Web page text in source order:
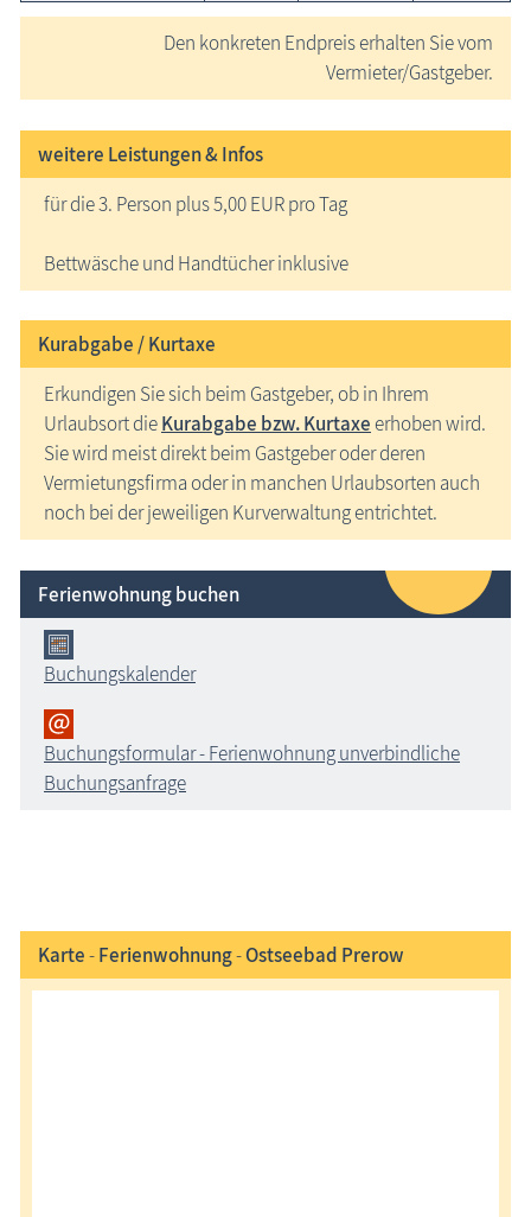
Den konkreten Endpreis erhalten Sie vom
Vermieter/Gastgeber.
weitere Leistungen & Infos
für die 3. Person plus 5,00 EUR pro Tag
Bettwäsche und Handtücher inklusive
Kurabgabe / Kurtaxe
Erkundigen Sie sich beim Gastgeber, ob in Ihrem
Urlaubsort dieKurabgabe bzw. Kurtaxeerhoben wird.
Sie wird meist direkt beim Gastgeber oder deren
Vermietungsfirma oder in manchen Urlaubsorten auch
noch bei der jeweiligen Kurverwaltung entrichtet.
Ferienwohnung buchen
Buchungskalender
Buchungsformular - Ferienwohnung unverbindliche
Buchungsanfrage
Karte-Ferienwohnung-Ostseebad Prerow